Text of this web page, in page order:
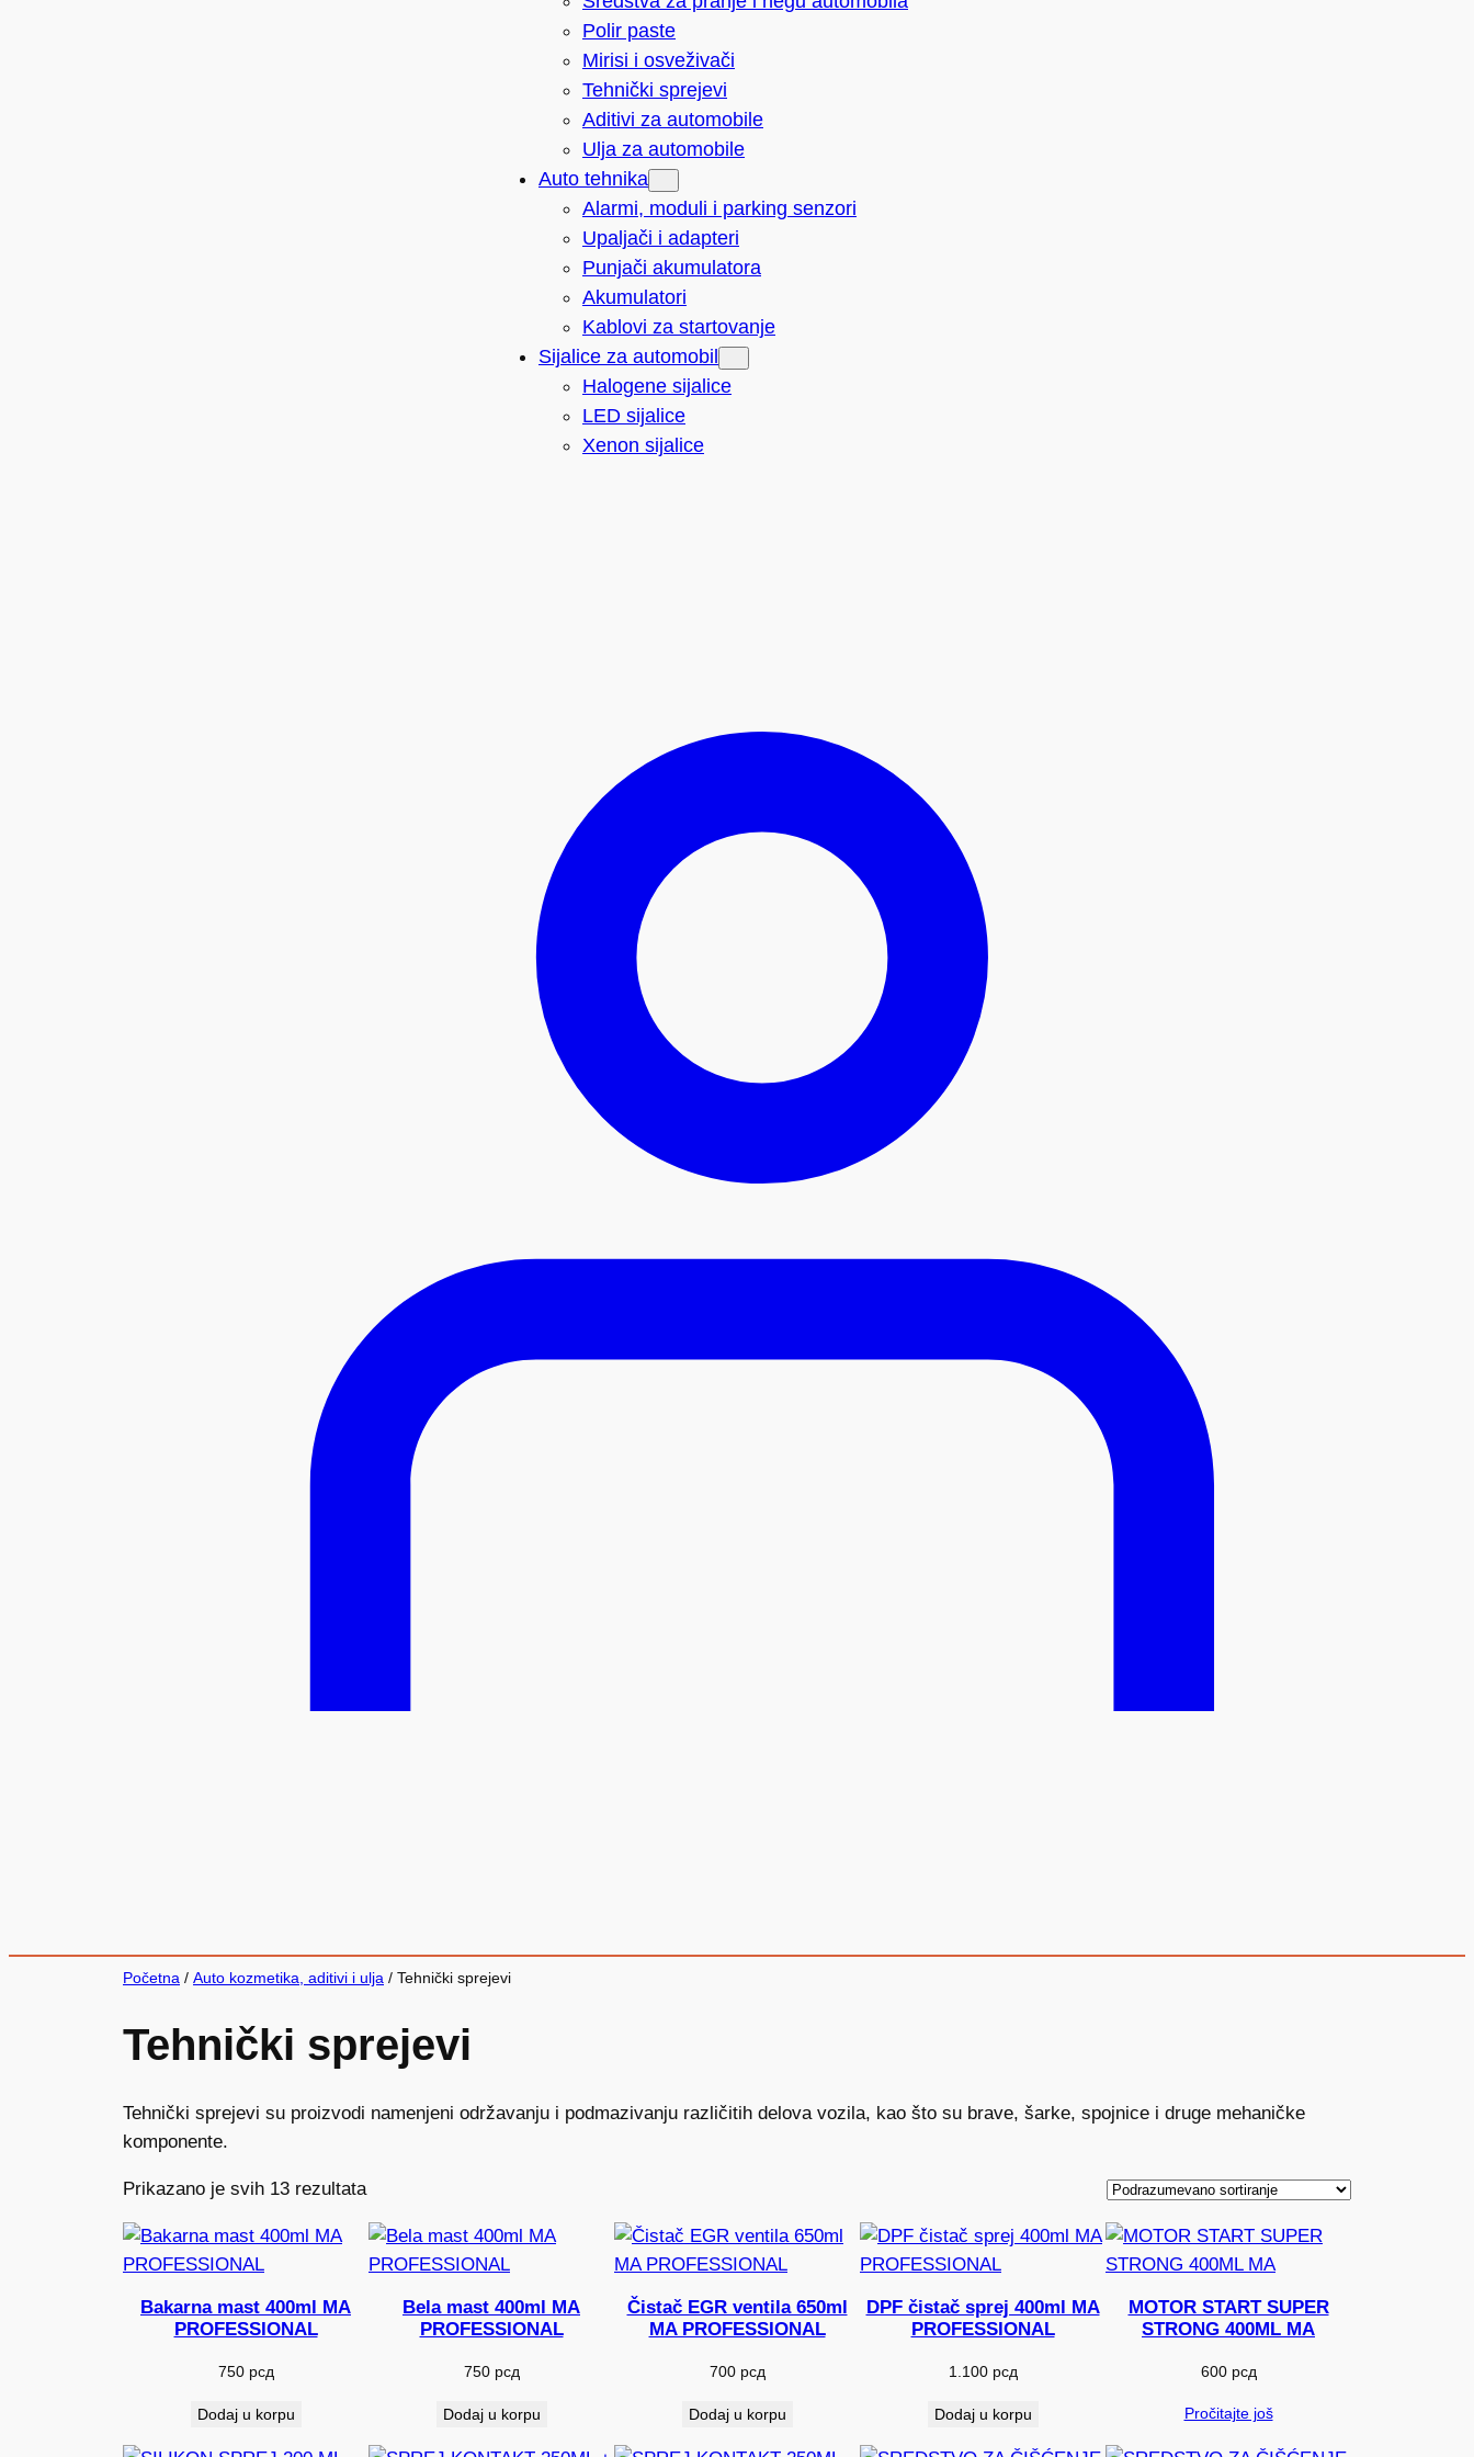
Polir paste
Mirisi i osveživači
Tehnički sprejevi
Aditivi za automobile
Ulja za automobile
Auto tehnika
Alarmi, moduli i parking senzori
Upaljači i adapteri
Punjači akumulatora
Akumulatori
Kablovi za startovanje
Sijalice za automobil
Halogene sijalice
LED sijalice
Xenon sijalice
Početna / Auto kozmetika, aditivi i ulja / Tehnički sprejevi
Tehnički sprejevi
Tehnički sprejevi su proizvodi namenjeni održavanju i podmazivanju različitih delova vozila, kao što su brave, šarke, spojnice i druge mehaničke
komponente.
Prikazano je svih 13 rezultata
Bakarna mast 400ml MA
PROFESSIONAL
750 рсд
Dodaj u korpu
Bela mast 400ml MA
PROFESSIONAL
750 рсд
Dodaj u korpu
Čistač EGR ventila 650ml
MA PROFESSIONAL
700 рсд
Dodaj u korpu
DPF čistač sprej 400ml MA
PROFESSIONAL
1.100 рсд
Dodaj u korpu
MOTOR START SUPER
STRONG 400ML MA
600 рсд
Pročitajte još